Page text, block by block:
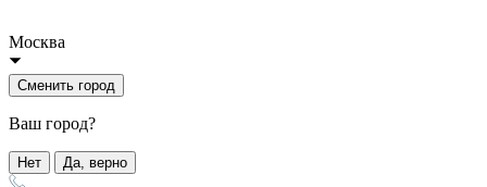
Москва
Сменить город
Ваш город?
Нет Да, верно